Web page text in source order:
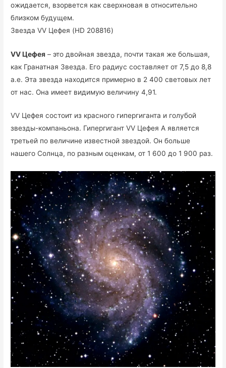
ожидается, взорвется как сверхновая в относительно
близком будущем.
Звезда VV Цефея (HD 208816)
VV Цефея – это двойная звезда, почти такая же большая,
как Гранатная Звезда. Его радиус составляет от 7,5 до 8,8
а.е. Эта звезда находится примерно в 2 400 световых лет
от нас. Она имеет видимую величину 4,91.
VV Цефея состоит из красного гипергиганта и голубой
звезды-компаньона. Гипергигант VV Цефея A является
третьей по величине известной звездой. Он больше
нашего Солнца, по разным оценкам, от 1 600 до 1 900 раз.